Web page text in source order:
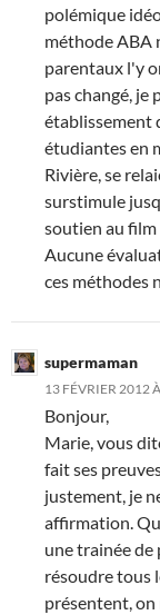
polémique
méthode ABA
parentaux l'y
pas changé, je
établissement
étudiantes en
Rivière, se
surstimule
soutien au
Aucune
ces méthodes
supermaman
13 FÉVRIER 2012
Bonjour,
Marie, vous
fait ses
justement, je
affirmation.
une trainée
résoudre tous
présentent, on